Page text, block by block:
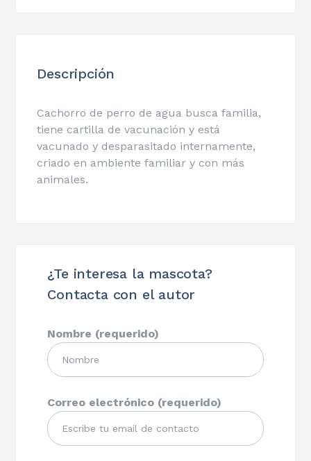
Descripción
Cachorro de perro de agua busca familia,
tiene cartilla de vacunación y está
vacunado y desparasitado internamente,
criado en ambiente familiar y con más
animales.
¿Te interesa la mascota?
Contacta con el autor
Nombre (requerido)
Correo electrónico (requerido)